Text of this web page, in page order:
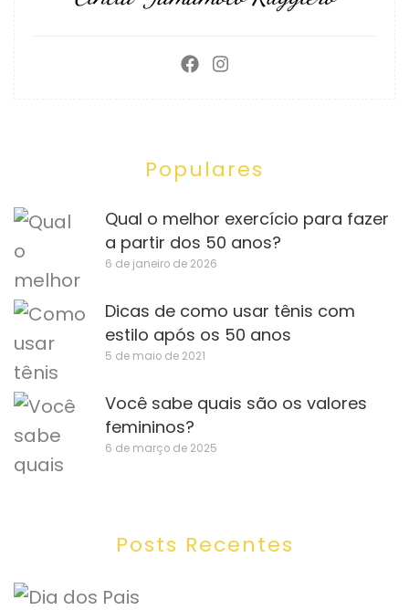
Populares
Qual o melhor exercício para fazer
a partir dos 50 anos?
6 de janeiro de 2026
Dicas de como usar tênis com
estilo após os 50 anos
5 de maio de 2021
Você sabe quais são os valores
femininos?
6 de março de 2025
Posts Recentes